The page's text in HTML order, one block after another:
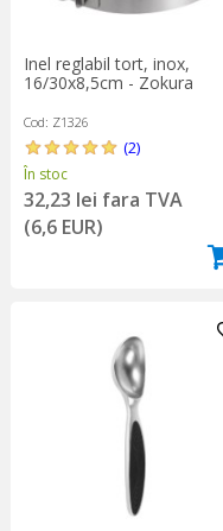
Inel reglabil tort, inox,
16/30x8,5cm - Zokura
Cod: Z1326
(2)
În stoc
32,23 lei fara TVA
(6,6 EUR)